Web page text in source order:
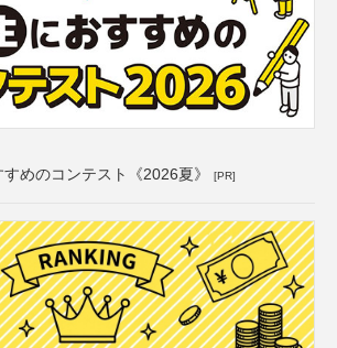
めのコンテスト《2026夏》 [PR]